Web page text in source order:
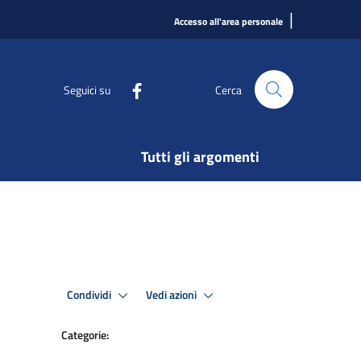
Accesso all'area personale |
Seguici su Cerca
Tutti gli argomenti
Condividi Vedi azioni
Categorie: